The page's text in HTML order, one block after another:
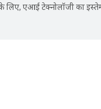
एआई टेक्नोलॉजी का